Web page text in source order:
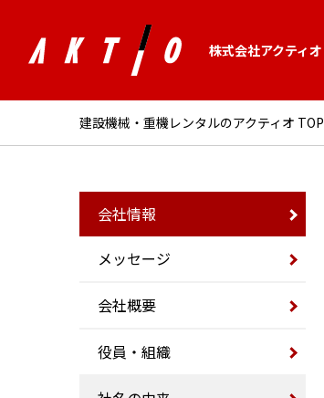
株式会社アクティオ
建設機械・重機レンタルのアクティオ TOP
会社情報
メッセージ
会社概要
役員・組織